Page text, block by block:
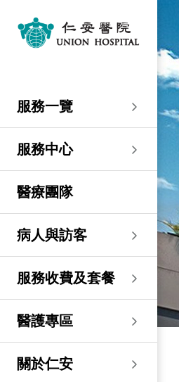
服務一覽
服務一覽
急症及門診
專科服務
專科服務
婦產科／生殖醫學
婦產科／生殖醫學
婦產科
生殖醫學科
外科
外科
乳房健康
泌尿外科
心胸肺外科
神經外科 (腦及脊椎)
整形外科
骨科
內科
內科
腸胃肝臟科
呼吸系統科
內分泌及糖尿科
風濕病科
腎科
老人科
血液及血液腫瘤科
腫瘤科
耳鼻喉科
兒科
兒科
小兒外科及小兒泌尿科
過敏專科服務
其他醫療服務
其他醫療服務
健康檢查
疫苗注射
物理治療
營養諮詢
言語治療
傷口及造口專科護理服
務
藥房​
服務中心
服務中心
大圍仁安醫院
仁安微創中心
兒科/嬰兒健康中心
乳房保健及治療中心
仁安保健中心
仁安內視鏡及日間手
術中心
仁安心臟中心
內分泌及糖尿專科診
尖沙咀 H Zentre
尖沙咀 H Zentre
仁安腫瘤中心
仁安醫療造影體檢中
心
尖沙咀美麗華廣場
尖沙咀美麗華廣場
仁安植髮中心
仁安醫院分科診所 (尖
沙咀)
仁安醫院分科診所 (尖
仁安醫院分科診所 (尖
沙咀) 內視鏡及日間治
療中心
分科診所
分科診所
沙咀)
仁安醫院分科診所 (將
軍澳)
仁安醫院分科診所
仁安醫院分科診所
(馬鞍山)
仁安醫院分科診所
(荃灣)
醫療團隊
病人與訪客
病人與訪客
入院準備
留院指南
部門服務時間
惡劣天氣安排
位置及交通 (泊車及院巴)
病人權益
病人權益
病人與家庭委員會
意見回饋
健康資訊
健康資訊
小冊子
服務收費及套餐
服務收費及套餐
醫療券計劃
醫護專區
醫護專區
預算費用
預算費用
度的先導計劃
住院及手術費用預計表
服務費用預算
休假通知只適用於V-
CODE醫生
護士訓練學校
護士網上培訓系統
(CNE)
關於仁安
關於仁安
仁安概覽
紀念日誌
醫學研究
認證及獎項
臨床績效指標
仁心仁術慈善計劃
資訊中心
資訊中心
新聞稿
專欄文章
小冊子
影片
感染控制
職位空缺
聯絡我們
聯絡我們
位置及交通 (泊車及院巴)
意見回饋
其他查詢